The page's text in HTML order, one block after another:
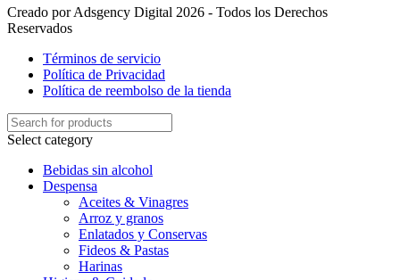
Creado por Adsgency Digital 2026 - Todos los Derechos
Reservados
Términos de servicio
Política de Privacidad
Política de reembolso de la tienda
Select category
Bebidas sin alcohol
Despensa
Aceites & Vinagres
Arroz y granos
Enlatados y Conservas
Fideos & Pastas
Harinas